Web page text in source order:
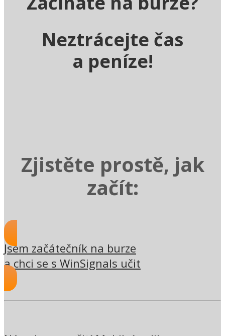
Neztrácejte čas
a peníze!
Zjistěte prostě, jak
začít:
Jsem začátečník na burze
a chci se s WinSignals učit